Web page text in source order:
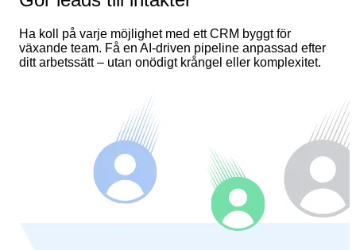
Ha koll på varje möjlighet med ett CRM byggt för
växande team. Få en AI-driven pipeline anpassad efter
ditt arbetssätt – utan onödigt krångel eller komplexitet.